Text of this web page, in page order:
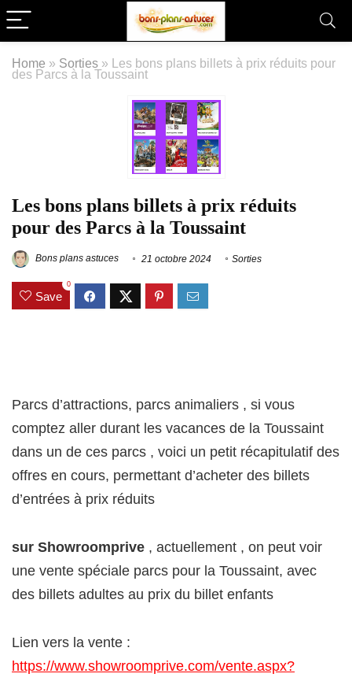
Home » Sorties » Les bons plans billets à prix réduits pour
des Parcs à la Toussaint
Les bons plans billets à prix réduits
pour des Parcs à la Toussaint
Bons plans astuces 21 octobre 2024 Sorties
Save
0
Parcs d’attractions, parcs animaliers , si vous
comptez aller durant les vacances de la Toussaint
dans un de ces parcs , voici un petit récapitulatif des
offres en cours, permettant d’acheter des billets
d’entrées à prix réduits
sur Showroomprive , actuellement , on peut voir
une vente spéciale parcs pour la Toussaint, avec
des billets adultes au prix du billet enfants
Lien vers la vente :
https://www.showroomprive.com/vente.aspx?